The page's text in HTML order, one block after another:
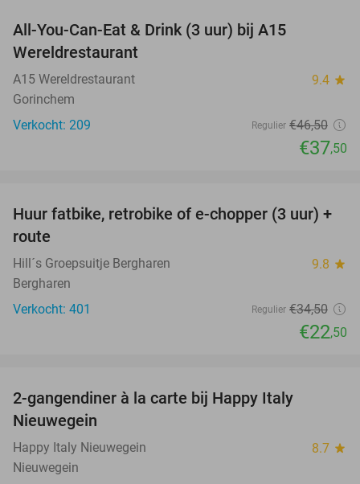
All-You-Can-Eat & Drink (3 uur) bij A15
Wereldrestaurant
A15 Wereldrestaurant 9.4 star
Gorinchem
Verkocht: 209
Regulier €46,50
€37,50
35%
Huur fatbike, retrobike of e-chopper (3 uur) +
route
Hill´s Groepsuitje Bergharen 9.8 star
Bergharen
Verkocht: 401
Regulier €34,50
€22,50
2-gangendiner à la carte bij Happy Italy
Nieuwegein
Happy Italy Nieuwegein 8.7 star
Nieuwegein